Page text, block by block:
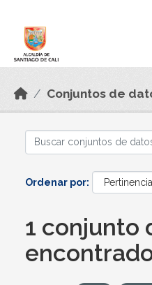
Conjuntos de
Ordenar por
1 conjunto